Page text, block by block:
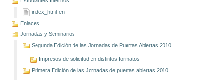
index_html-en
Enlaces
Jornadas y Seminarios
Segunda Edición de las Jornadas de Puertas Abiertas 2010
Impresos de solicitud en distintos formatos
Primera Edición de las Jornadas de puertas abiertas 2010